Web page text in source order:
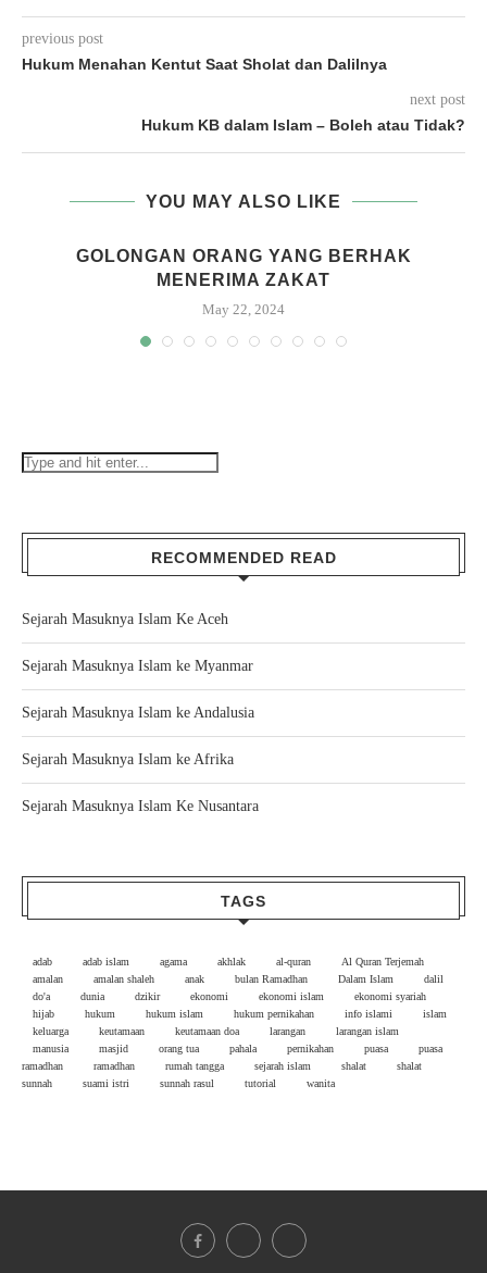
previous post
Hukum Menahan Kentut Saat Sholat dan Dalilnya
next post
Hukum KB dalam Islam – Boleh atau Tidak?
YOU MAY ALSO LIKE
GOLONGAN ORANG YANG BERHAK
MENERIMA ZAKAT
May 22, 2024
RECOMMENDED READ
Sejarah Masuknya Islam Ke Aceh
Sejarah Masuknya Islam ke Myanmar
Sejarah Masuknya Islam ke Andalusia
Sejarah Masuknya Islam ke Afrika
Sejarah Masuknya Islam Ke Nusantara
TAGS
adab adab islam agama akhlak al-quran
Al Quran Terjemah
amalan
amalan shaleh anak bulan Ramadhan Dalam Islam
dalil
do'a
dunia dzikir ekonomi ekonomi islam
ekonomi syariah
hijab
hukum hukum islam hukum pernikahan info islami
islam
keluarga
keutamaan keutamaan doa larangan
larangan islam
manusia
masjid orang tua pahala pernikahan puasa
puasa
ramadhan
ramadhan rumah tangga sejarah islam shalat
shalat
sunnah
suami istri sunnah rasul tutorial wanita